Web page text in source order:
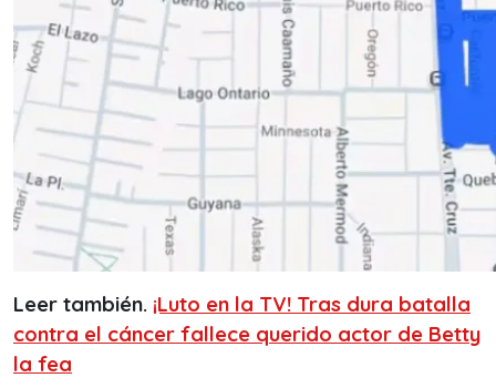
Leer también. ¡Luto en la TV! Tras dura batalla
contra el cáncer fallece querido actor de Betty
la fea